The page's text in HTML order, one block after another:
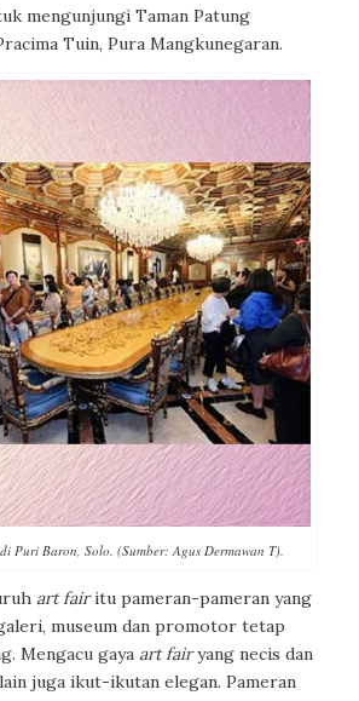
mengunjungi Taman Patung
Tuin, Pura Mangkunegaran.
Puri Baron, Solo. (Sumber: Agus Dermawan T).
art fairitu pameran-pameran yang
museum dan promotor tetap
Mengacu gaya art fairyang necis dan
juga ikut-ikutan elegan. Pameran